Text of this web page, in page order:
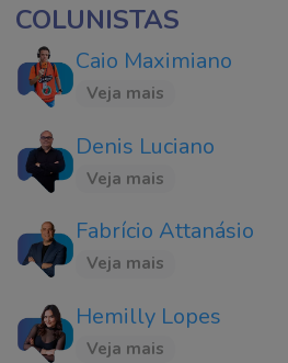
COLUNISTAS
Caio Maximiano
Veja mais
Denis Luciano
Veja mais
Fabrício Attanásio
Veja mais
Hemilly Lopes
Veja mais